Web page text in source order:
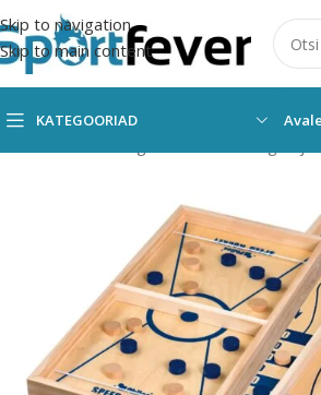
Skip to navigation
Skip to main content
KATEGOORIAD